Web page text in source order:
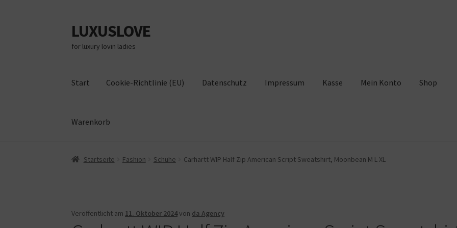
Zur
Navigation
springen
Zum
Inhalt
springen
LUXUSLOVE
for luxury lovin ladies
Start Cookie-Richtlinie (EU) Datenschutz Impressum Kasse Mein Konto Shop
Warenkorb
Start Cookie-Richtlinie (EU) Datenschutz Impressum Kasse Mein Konto Shop Warenkorb
Startseite Fashion Schuhe Carhartt WIP Half Zip American Script Sweatshirt, Moonbean M L XL
Veröffentlicht am 11. Oktober 2024von da Agency